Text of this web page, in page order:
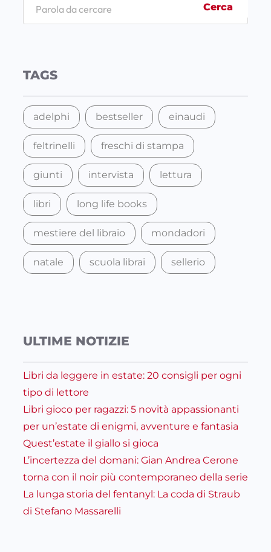
c
Cerca
TAGS
adelphi bestseller einaudi
feltrinelli freschi di stampa
giunti intervista lettura
libri long life books
mestiere del libraio mondadori
natale scuola librai sellerio
ULTIME NOTIZIE
Libri da leggere in estate: 20 consigli per ogni
tipo di lettore
Libri gioco per ragazzi: 5 novità appassionanti
per un’estate di enigmi, avventure e fantasia
Quest’estate il giallo si gioca
L’incertezza del domani: Gian Andrea Cerone
torna con il noir più contemporaneo della serie
La lunga storia del fentanyl: La coda di Straub
di Stefano Massarelli